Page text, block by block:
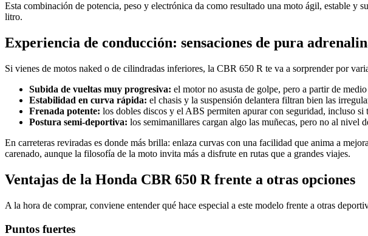
Esta combinación de potencia, peso y electrónica da como resultado una moto ágil, estable y
litro.
Experiencia de conducción: sensaciones de pura
Si vienes de motos naked o de cilindradas inferiores, la CBR 650 R te va a sorprender por
Subida de vueltas muy progresiva: el motor no asusta de golpe, pero a partir de
Estabilidad en curva rápida: el chasis y la suspensión delantera filtran bien las
Frenada potente: los dobles discos y el ABS permiten apurar con seguridad, incluso
Postura semi-deportiva: los semimanillares cargan algo las muñecas, pero no al nivel
En carreteras reviradas es donde más brilla: enlaza curvas con una facilidad que anima a
carenado, aunque la filosofía de la moto invita más a disfrute en rutas que a grandes viajes.
Ventajas de la Honda CBR 650 R frente a otras opciones
A la hora de comprar, conviene entender qué hace especial a este modelo frente a otras
Puntos fuertes